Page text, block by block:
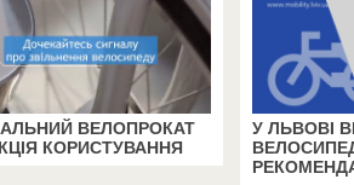
ВЕЛОПРОКАТ
КОРИСТУВАННЯ
У ЛЬВОВІ